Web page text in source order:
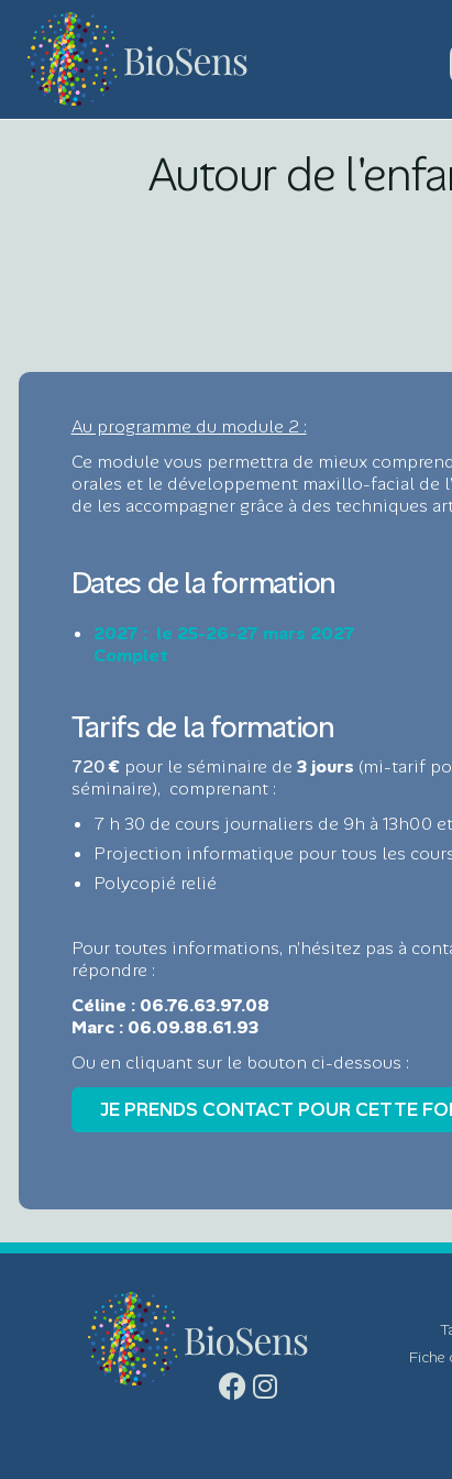
Autour de
Au programme du module 2 :
Ce module vous permettra de mieux
orales et le développement maxillo-facial de
de les accompagner grâce à des techniques
Dates de la formation
2027 : le 25-26-27 mars 2027
Complet
Tarifs de la formation
720€ pour le séminaire de 3 jours (mi-tarif
séminaire), comprenant :
7 h 30 de cours journaliers de 9h à 13h00
Projection informatique pour tous les
Polycopié relié
Pour toutes informations, n’hésitez pas à
répondre :
Céline : 06.76.63.97.08
Marc : 06.09.88.61.93
Ou en cliquant sur le bouton ci-dessous :
Fiche